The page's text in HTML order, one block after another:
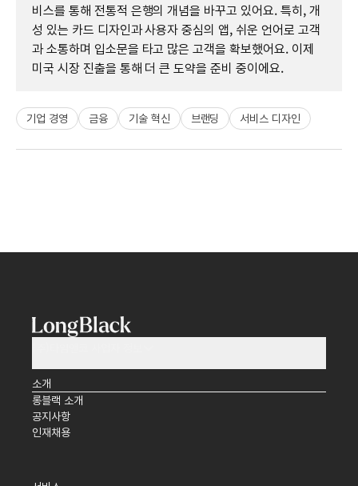
비스를 통해 전통적 은행의 개념을 바꾸고 있어요. 특히, 개
성 있는 카드 디자인과 사용자 중심의 앱, 쉬운 언어로 고객
과 소통하며 입소문을 타고 많은 고객을 확보했어요. 이제
미국 시장 진출을 통해 더 큰 도약을 준비 중이에요.
기업 경영 금융 기술 혁신 브랜딩 서비스 디자인
소개
롱블랙 소개
공지사항
인재채용